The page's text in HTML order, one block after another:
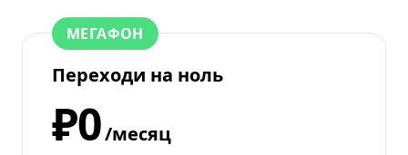
МЕГАФОН
Переходи на ноль
₽0/месяц